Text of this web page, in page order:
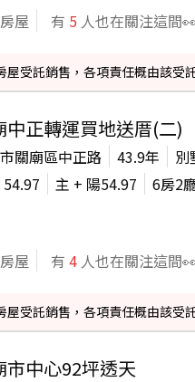
屋 有 5 人也在關注這間👀
受託銷售，各項責任概由該受
中正轉運買地送厝(二)
關廟區中正路 43.9年
別
54.97 主 + 陽54.97 6房2
屋 有 4 人也在關注這間👀
受託銷售，各項責任概由該受
市中心92坪透天